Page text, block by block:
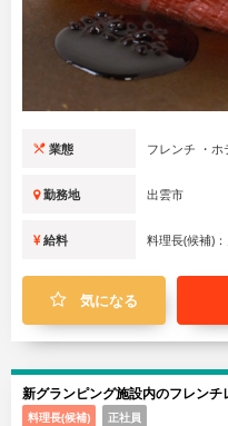
業態 フレンチ ・
勤務地 出雲市
給料 料理長(候補)
気になる
新グランピング施設内のフレンチ
料理長(候補) 正社員